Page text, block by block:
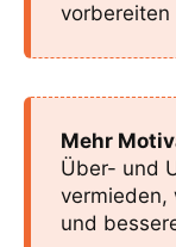
vorbereiten
Mehr
Über- und
vermieden,
und